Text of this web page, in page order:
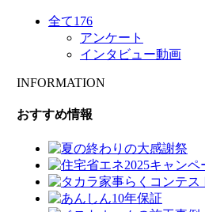
全て176
アンケート
インタビュー動画
INFORMATION
おすすめ情報